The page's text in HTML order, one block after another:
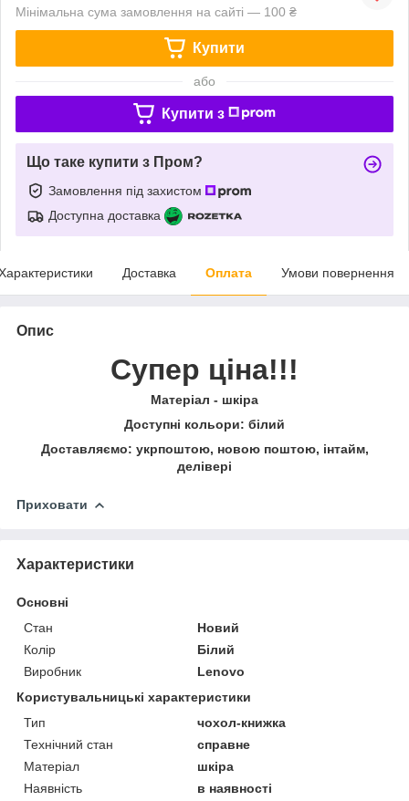
Мінімальна сума замовлення на сайті — 100 ₴
Купити
або
Купити з
Що таке купити з Пром?
Замовлення під захистом
Доступна доставка
Доставка Оплата Умови повернення
Опис
Супер ціна!!!
Матеріал - шкіра
Доступні кольори: білий
Доставляємо: укрпоштою, новою поштою, інтайм,
делівері
Приховати
Характеристики
Основні
Стан
Новий
Колір
Білий
Виробник
Lenovo
Користувальницькі характеристики
Тип
чохол-книжка
Технічний стан
справне
Матеріал
шкіра
Наявність
в наявності